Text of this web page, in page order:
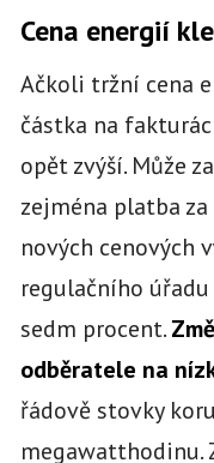
Cena energií
Ačkoli tržní cena
částka na
opět zvýší. Může
zejména platba
nových cenových
regulačního
sedm procent.
odběratele na
řádově stovky
megawatthodinu.